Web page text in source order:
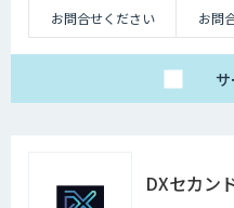
お問合せください
お問
DXセカン